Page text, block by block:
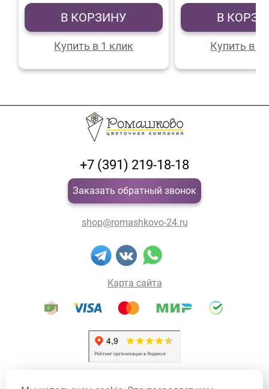
В КОРЗИНУ
Купить в 1 клик
В
Купить в 1
+7 (391) 219-18-18
Заказать обратный звонок
shop@romashkovo-24.ru
Карта сайта